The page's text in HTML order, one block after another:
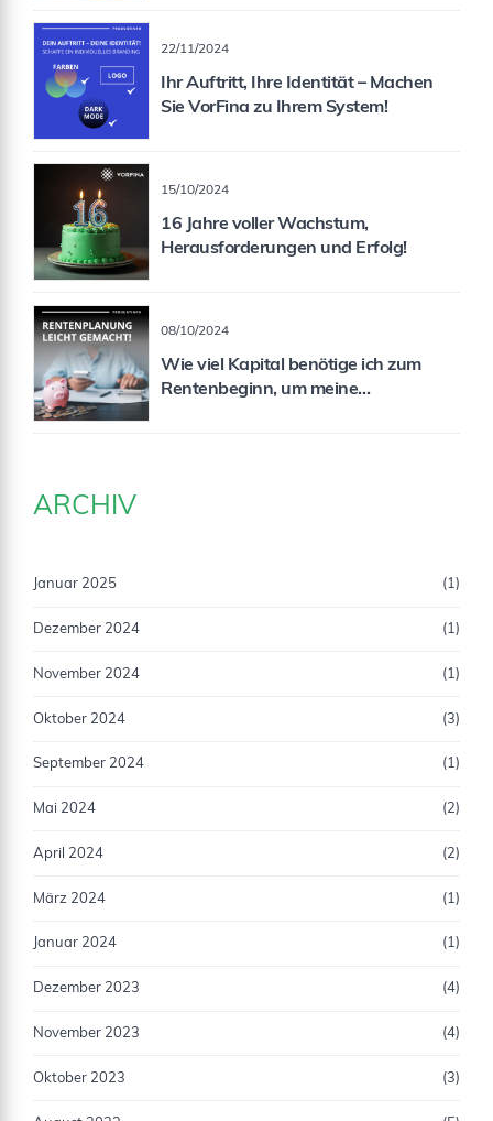
22/11/2024
Ihr Auftritt, Ihre Identität – Machen
Sie VorFina zu Ihrem System!
15/10/2024
16 Jahre voller Wachstum,
Herausforderungen und Erfolg!
08/10/2024
Wie viel Kapital benötige ich zum
Rentenbeginn, um meine
ARCHIV
Januar 2025 (1)
Dezember 2024 (1)
November 2024 (1)
Oktober 2024 (3)
September 2024 (1)
Mai 2024 (2)
April 2024 (2)
März 2024 (1)
Januar 2024 (1)
Dezember 2023 (4)
November 2023 (4)
Oktober 2023 (3)